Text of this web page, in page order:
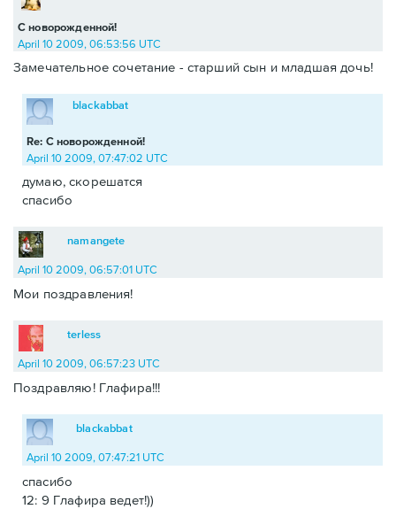
С новорожденной!
April 10 2009, 06:53:56 UTC
Замечательное сочетание - старший сын и младшая дочь!
Re: С новорожденной!
blackabbat
April 10 2009, 07:47:02 UTC
думаю, скорешатся
спасибо
namangete
April 10 2009, 06:57:01 UTC
Мои поздравления!
terless
April 10 2009, 06:57:23 UTC
Поздравляю! Глафира!!!
blackabbat
April 10 2009, 07:47:21 UTC
спасибо
12: 9 Глафира ведет!))